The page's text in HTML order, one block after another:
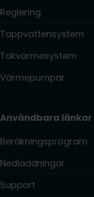
Reglering
Tappvattensystem
Takvärmesystem
Värmepumpar
Användbara länkar
Beräkningsprogram
Nedladdningar
Support